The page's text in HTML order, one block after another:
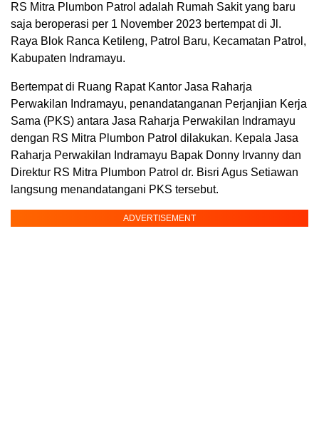
RS Mitra Plumbon Patrol adalah Rumah Sakit yang baru
saja beroperasi per 1 November 2023 bertempat di Jl.
Raya Blok Ranca Ketileng, Patrol Baru, Kecamatan Patrol,
Kabupaten Indramayu.
Bertempat di Ruang Rapat Kantor Jasa Raharja
Perwakilan Indramayu, penandatanganan Perjanjian Kerja
Sama (PKS) antara Jasa Raharja Perwakilan Indramayu
dengan RS Mitra Plumbon Patrol dilakukan. Kepala Jasa
Raharja Perwakilan Indramayu Bapak Donny Irvanny dan
Direktur RS Mitra Plumbon Patrol dr. Bisri Agus Setiawan
langsung menandatangani PKS tersebut.
ADVERTISEMENT